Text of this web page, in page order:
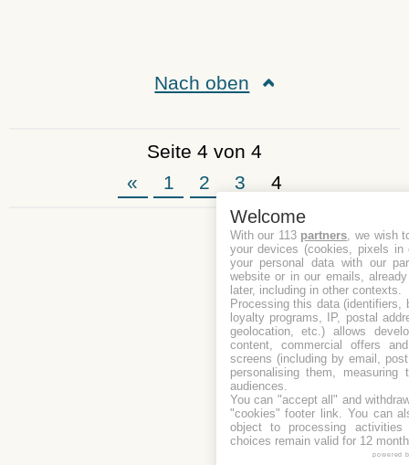
Nach oben
Seite 4 von 4
«
1 2 3 4
Welcome
With our 113 partners, we wish
your devices (cookies, pixels
your personal data with our
website or in our emails,
later, including in other contexts.
Processing this data (identifiers,
loyalty programs, IP, postal
geolocation, etc.) allows
content, commercial offers
screens (including by email,
personalising them, measuring
audiences.
You can "accept all" and
"cookies" footer link. You can
object to processing
choices remain valid for 12
powered